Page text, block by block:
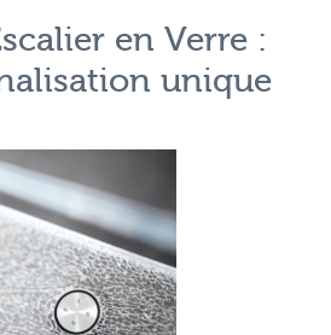
en Verre :
unique